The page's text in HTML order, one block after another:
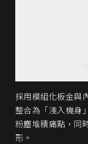
採用模組化板金與
整合為「淺入機身
粉塵堆積痛點，同
形。